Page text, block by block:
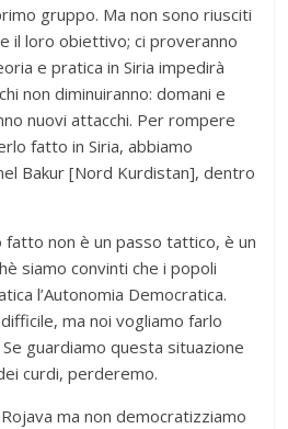
gruppo. Ma non sono riusciti
il loro obiettivo; ci proveranno
e pratica in Siria impedirà
non diminuiranno: domani e
nuovi attacchi. Per rompere
fatto in Siria, abbiamo
Bakur [Nord Kurdistan], dentro
fatto non è un passo tattico, è un
siamo convinti che i popoli
l’Autonomia Democratica.
ma noi vogliamo farlo
guardiamo questa situazione
curdi, perderemo.
ma non democratizziamo